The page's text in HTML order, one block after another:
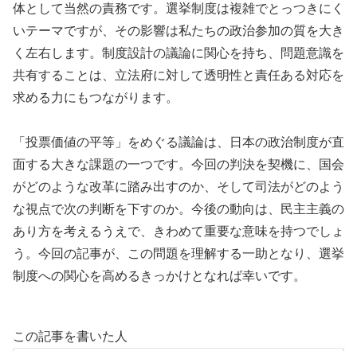
体として当然の責務です。選挙制度は複雑でとっつきにく
いテーマですが、その影響は私たちの政治参加の質を大き
く左右します。制度設計の議論に関心を持ち、問題意識を
共有することは、立法府に対して透明性と責任ある対応を
求める力にもつながります。
「投票価値の平等」をめぐる議論は、日本の政治制度が直
面する大きな課題の一つです。今回の判決を契機に、国会
がどのような改革に踏み出すのか、そして司法がどのよう
な視点で次の判断を下すのか。今後の動向は、民主主義の
あり方を考えるうえで、きわめて重要な意味を持つでしょ
う。今回の記事が、この問題を理解する一助となり、選挙
制度への関心を高めるきっかけとなれば幸いです。
この記事を書いた人